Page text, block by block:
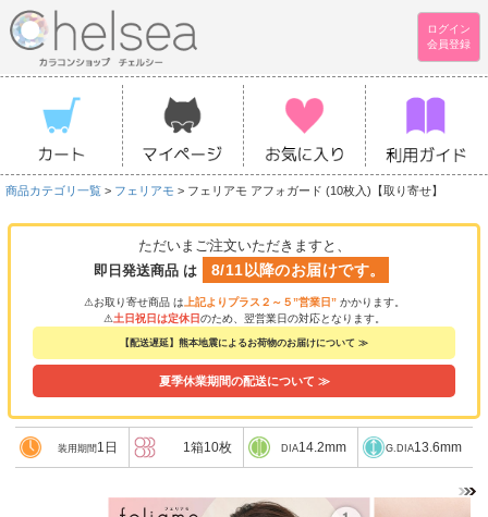
ログイン
会員登録
商品カテゴリ一覧 > フェリアモ > フェリアモ アフォガード (10枚入)【取り寄せ】
ただいまご注文いただきますと、
即日発送商品 は
8/11以降のお届けです。
⚠お取り寄せ商品 は 上記よりプラス２～５”営業日” かかります。
⚠土日祝日は定休日のため、翌営業日の対応となります。
【配送遅延】熊本地震によるお荷物のお届けについて ≫
夏季休業期間の配送について ≫
装用期間 1日 1箱10枚 DIA14.2mm G.DIA13.6mm